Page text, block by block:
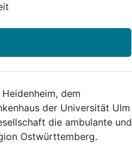
dem
der Universität Ulm
die ambulante und
Ostwürttemberg.